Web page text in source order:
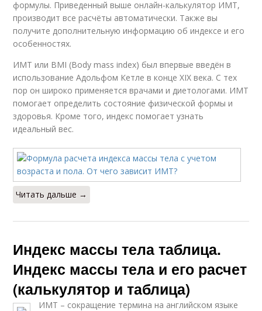
формулы. Приведенный выше онлайн-калькулятор ИМТ,
производит все расчёты автоматически. Также вы
получите дополнительную информацию об индексе и его
особенностях.
ИМТ или BMI (Body mass index) был впервые введён в
использование Адольфом Кетле в конце XIX века. С тех
пор он широко применяется врачами и диетологами. ИМТ
помогает определить состояние физической формы и
здоровья. Кроме того, индекс помогает узнать
идеальный вес.
Читать дальше →
Индекс массы тела таблица.
Индекс массы тела и его расчет
(калькулятор и таблица)
ИМТ – сокращение термина на английском языке